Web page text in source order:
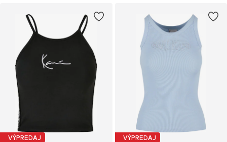
VÝPREDAJ VÝPREDAJ